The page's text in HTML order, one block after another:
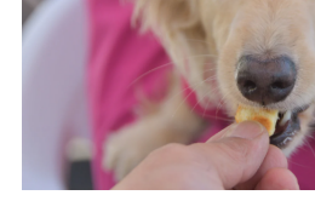
問題
建議策略
康思迅數位能協助什麼？
常見問題（FAQ）